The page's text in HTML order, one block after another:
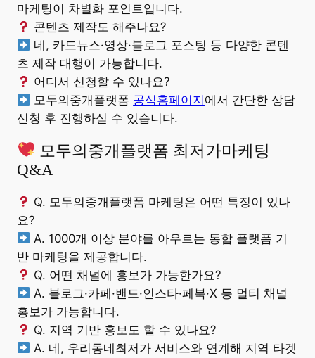
마케팅이 차별화 포인트입니다.
콘텐츠 제작도 해주나요?
네, 카드뉴스·영상·블로그 포스팅 등 다양한 콘텐
츠 제작 대행이 가능합니다.
어디서 신청할 수 있나요?
모두의중개플랫폼 공식홈페이지 에서 간단한 상담
신청 후 진행하실 수 있습니다.
모두의중개플랫폼 최저가마케팅
Q&A
Q. 모두의중개플랫폼 마케팅은 어떤 특징이 있나
요?
A. 1000개 이상 분야를 아우르는 통합 플랫폼 기
반 마케팅을 제공합니다.
Q. 어떤 채널에 홍보가 가능한가요?
A. 블로그·카페·밴드·인스타·페북·X 등 멀티 채널
홍보가 가능합니다.
Q. 지역 기반 홍보도 할 수 있나요?
A. 네, 우리동네최저가 서비스와 연계해 지역 타겟